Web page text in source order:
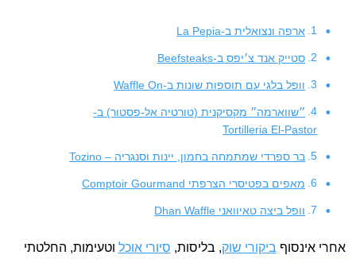
ארפה ונצואלית ב-La Pepia
סטייק אנד צ׳יפס ב-Beefsteaks
וופל בלגי עם תוספות שונות ב-Waffle On
״שווארמה״ מקסיקנית (טורטיה אל-פסטור) ב-
Tortilleria El-Pastor
בר ספרדי שמתמחה בחמון, יינות וסנגריה – Tozino
מאפים בפטיסרי הצרפתי Comptoir Gourmand
וופל ביצה טאיוואני Dhan Waffle
אחרי אינסוף ביקורי שוק, בליסות, סיורי אוכל וטעימות, החלטתי